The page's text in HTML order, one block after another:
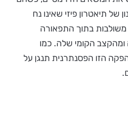
של תיאטרון פיזי שאינו נח
משולבות בתוך התפאורה
ומהקצב הקומי שלה. כמו
הזו הפסנתרנית תנגן על